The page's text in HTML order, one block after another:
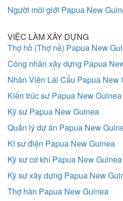
Người môi giới Papua New
VIỆC LÀM XÂY DỰNG
Thợ hồ (Thợ nề) Papua New
Công nhân xây dựng Papua
Nhân Viên Lái Cẩu Papua New
Kiến trúc sư Papua New Guinea
Kỹ sư Papua New Guinea
Quản lý dự án Papua New
Kĩ sư điện Papua New Guinea
Kỹ sư cơ khí Papua New Guinea
Kỹ sư xây dựng Papua New
Thợ hàn Papua New Guinea